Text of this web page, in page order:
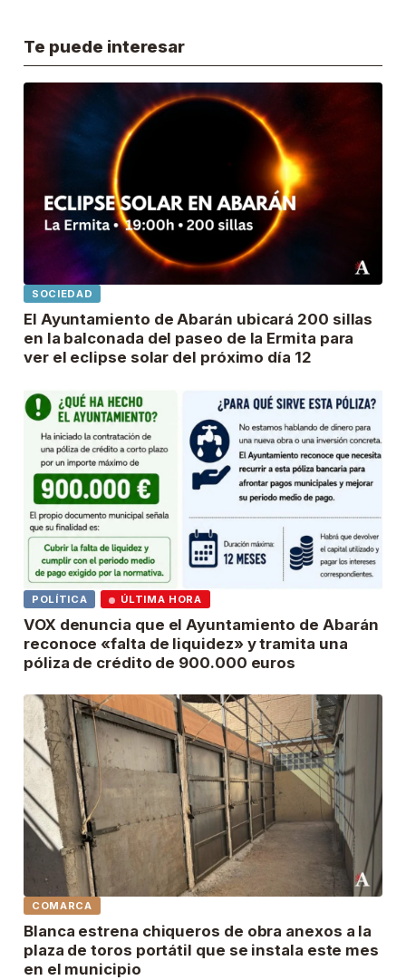
Te puede interesar
SOCIEDAD
El Ayuntamiento de Abarán ubicará 200 sillas
en la balconada del paseo de la Ermita para
ver el eclipse solar del próximo día 12
POLÍTICA ÚLTIMA HORA
VOX denuncia que el Ayuntamiento de Abarán
reconoce «falta de liquidez» y tramita una
póliza de crédito de 900.000 euros
COMARCA
Blanca estrena chiqueros de obra anexos a la
plaza de toros portátil que se instala este mes
en el municipio